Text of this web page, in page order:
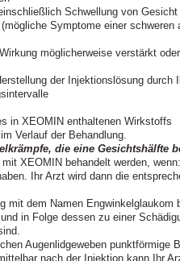
Schwellung von
Symptome einer schweren
möglicherweise verstärkt
der Injektionslösung durch
in XEOMIN enthaltenen Wirkstoffs
Verlauf der Behandlung.
die eine Gesichtshälfte
XEOMIN behandelt werden, wenn:
Ihr Arzt wird dann die
mit dem Namen Engwinkelglaukom
in Folge dessen zu einer
Augenlidgeweben punktförmige
nach der Injektion kann Ihr